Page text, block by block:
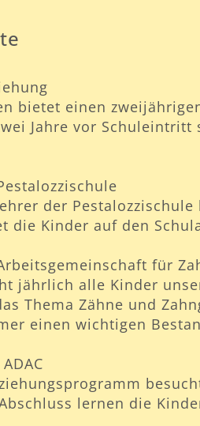
bietet einen
Jahre vor
der
die Kinder auf den
für
jährlich alle Kinder
Thema Zähne und
einen wichtigen
lernen die